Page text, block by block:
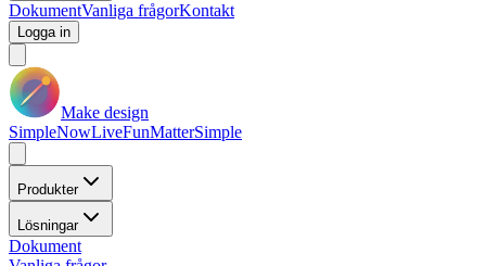
DokumentVanliga frågorKontakt
Logga in
Make design
SimpleNowLiveFunMatterSimple
Produkter
Lösningar
Dokument